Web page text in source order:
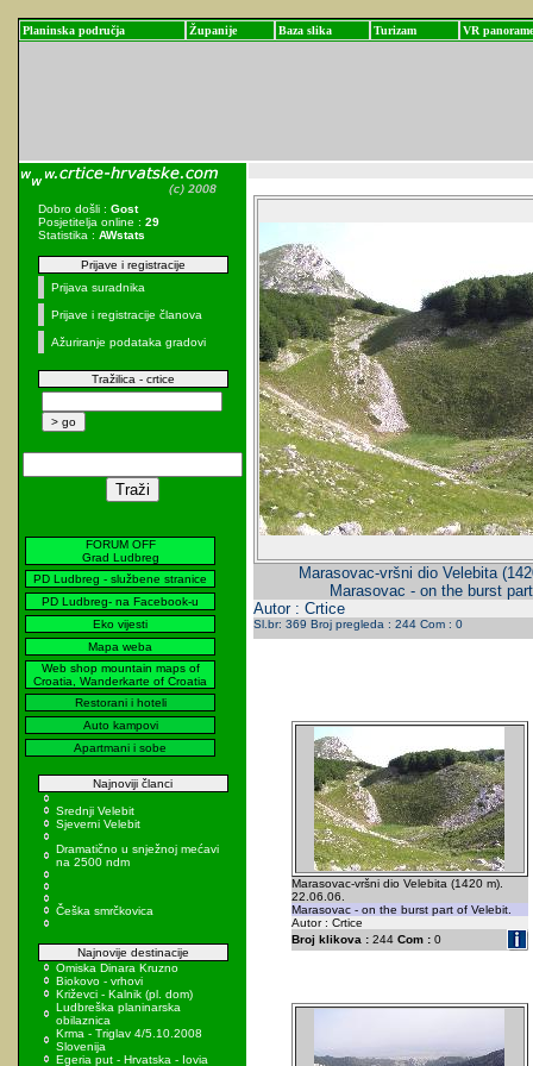
Planinska područja Županije Baza slika Turizam VR panorame
Dobro došli : Gost
Posjetitelja online : 29
Statistika : AWstats
Prijave i registracije
Prijava suradnika
Prijave i registracije članova
Ažuriranje podataka gradovi
Tražilica - crtice
FORUM OFF
Grad Ludbreg
PD Ludbreg - službene stranice
PD Ludbreg- na Facebook-u
Eko vijesti
Mapa weba
Web shop mountain maps of
Croatia, Wanderkarte of Croatia
Restorani i hoteli
Auto kampovi
Apartmani i sobe
Najnoviji članci
Srednji Velebit
Sjeverni Velebit
Dramatično u snježnoj mećavi
na 2500 ndm
Češka smrčkovica
Najnovije destinacije
Omiska Dinara Kruzno
Biokovo - vrhovi
Križevci - Kalnik (pl. dom)
Ludbreška planinarska
obilaznica
Krma - Triglav 4/5.10.2008
Slovenija
Egeria put - Hrvatska - Iovia
Marasovac-vršni dio Velebita
Marasovac - on the burst
Autor : Crtice
Sl.br: 369 Broj pregleda : 244 Com : 0
Marasovac-vršni dio Velebita (1420 m).
22.06.06.
Marasovac - on the burst part of Velebit.
Autor : Crtice
Broj klikova :244 Com :0